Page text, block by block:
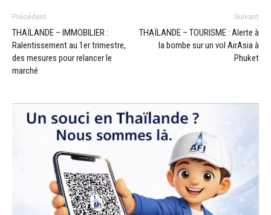
Précédent
THAÏLANDE – IMMOBILIER :
Ralentissement au 1er trimestre,
des mesures pour relancer le
marché
Suivant
THAÏLANDE – TOURISME : Alerte à
la bombe sur un vol AirAsia à
Phuket